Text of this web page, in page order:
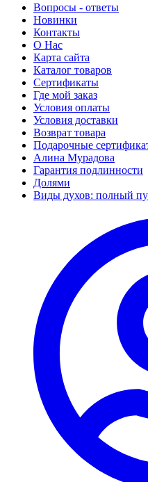
Вопросы - ответы
Новинки
Контакты
О Нас
Карта сайта
Каталог товаров
Сертификаты
Где мой заказ
Условия оплаты
Условия доставки
Возврат товара
Подарочные
Алина Мурадова
Гарантия подлинности
Долями
Виды духов: полный